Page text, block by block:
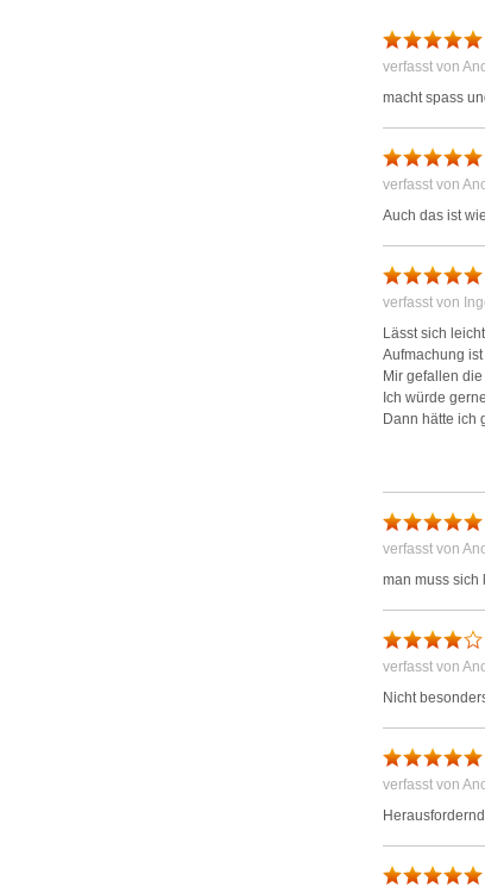
verfasst von
macht spass
verfasst von
Auch das ist
verfasst von
Lässt sich
Aufmachung
Mir gefallen
Ich würde
Dann hätte ich
verfasst von
man muss sich
verfasst von
Nicht
verfasst von